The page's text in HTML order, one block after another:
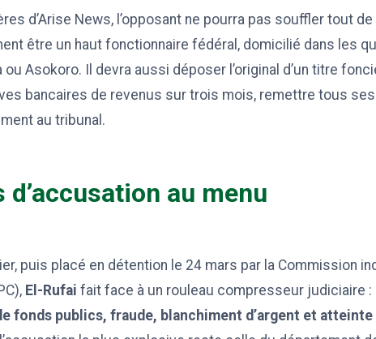
d’Arise News, l’opposant ne pourra pas souffler tout
être un haut fonctionnaire fédéral, domicilié dans les
ou Asokoro. Il devra aussi déposer l’original d’un titre
bancaires de revenus sur trois mois, remettre tous
au tribunal.
d’accusation au menu
puis placé en détention le 24 mars par la Commission
El-Rufai fait face à un rouleau compresseur judiciaire :
fonds publics, fraude, blanchiment d’argent et